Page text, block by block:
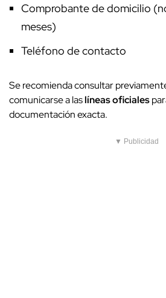
Comprobante de domicilio
meses)
Teléfono de contacto
Se recomienda consultar
comunicarse a laslíneas oficiales
documentación exacta.
▼ Publicidad